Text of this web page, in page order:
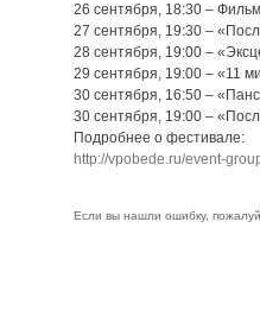
26 сентября, 18:30 –
27 сентября, 19:30 –
28 сентября, 19:00 –
29 сентября, 19:00 – «11
30 сентября, 16:50 –
30 сентября, 19:00 –
Подробнее о фестивале:
http://vpobede.ru/event-
Если вы нашли ошибку,